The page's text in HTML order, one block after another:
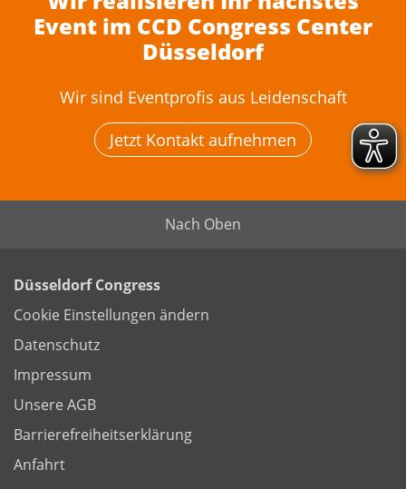
Event im CCD Congress Center
Düsseldorf
Wir sind Eventprofis aus Leidenschaft
Jetzt Kontakt aufnehmen
Nach Oben
Düsseldorf Congress
Cookie Einstellungen ändern
Datenschutz
Impressum
Unsere AGB
Barrierefreiheitserklärung
Anfahrt